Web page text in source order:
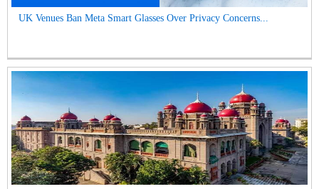
UK Venues Ban Meta Smart Glasses Over Privacy Concerns...